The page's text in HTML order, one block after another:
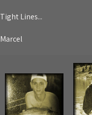
Tight Lines...
Marcel